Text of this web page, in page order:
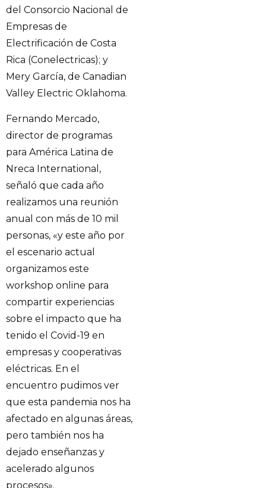
del Consorcio Nacional de
Empresas de
Electrificación de Costa
Rica (Conelectricas); y
Mery García, de Canadian
Valley Electric Oklahoma.
Fernando Mercado,
director de programas
para América Latina de
Nreca International,
señaló que cada año
realizamos una reunión
anual con más de 10 mil
personas, «y este año por
el escenario actual
organizamos este
workshop online para
compartir experiencias
sobre el impacto que ha
tenido el Covid-19 en
empresas y cooperativas
eléctricas. En el
encuentro pudimos ver
que esta pandemia nos ha
afectado en algunas áreas,
pero también nos ha
dejado enseñanzas y
acelerado algunos
procesos».